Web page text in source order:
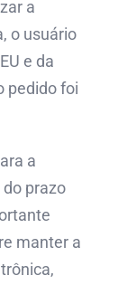
a
o usuário
e da
pedido foi
a
prazo
manter a